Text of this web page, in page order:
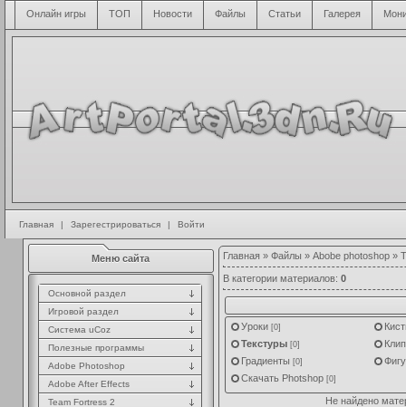
Онлайн игры ТОП Новости Файлы Статьи Галерея
Главная | Зарегестрироваться | Войти
Меню сайта
Основной раздел
Игровой раздел
Система uCoz
Полезные программы
Adobe Photoshop
Adobe After Effects
Team Fortress 2
Главная» Файлы » Abobe photoshop»
В категории материалов: 0
Уроки [0]
Текстуры [0]
Градиенты [0]
Скачать Photshop [0]
Не найдено